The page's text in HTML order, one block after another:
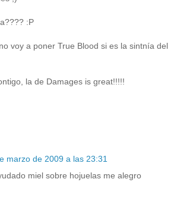
:P
voy a poner True Blood si es la sintnía del
la de Damages is great!!!!!
marzo de 2009 a las 23:31
miel sobre hojuelas me alegro